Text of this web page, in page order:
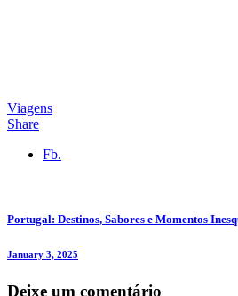
Viagens
Share
Fb.
Portugal: Destinos, Sabores e Momentos
January 3, 2025
Deixe um comentário